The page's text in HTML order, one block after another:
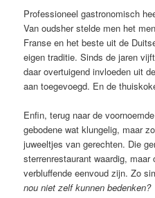
Professioneel gastronomisch
Van oudsher stelde men het
Franse en het beste uit de
eigen traditie. Sinds de jaren
daar overtuigend invloeden uit
aan toegevoegd. En de
Enfin, terug naar de
gebodene wat klungelig, maar
juweeltjes van gerechten. Die
sterrenrestaurant waardig,
verbluffende eenvoud zijn. Zo
nou niet zelf kunnen bedenken?